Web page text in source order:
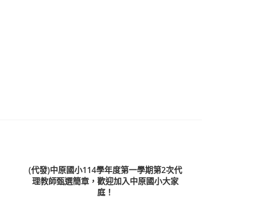
(代發)中原國小114學年度第一學期第2次代
理教師甄選簡章，歡迎加入中原國小大家
庭！